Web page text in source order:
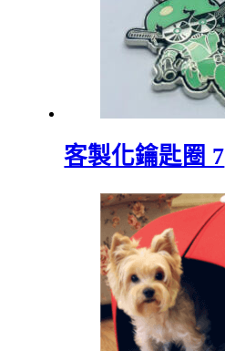
客製化鑰匙圈 7